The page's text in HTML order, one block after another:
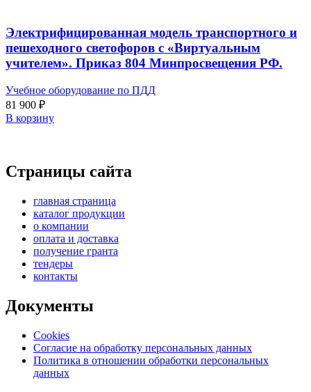
Электрифицированная модель транспортного и
пешеходного светофоров с «Виртуальным
учителем». Приказ 804 Минпросвещения РФ.
Учебное оборудование по ПДД
81 900 ₽
В корзину
Страницы сайта
главная страница
каталог продукции
о компании
оплата и доставка
получение гранта
тендеры
контакты
Документы
Cookies
Согласие на обработку персональных данных
Политика в отношении обработки персональных
данных